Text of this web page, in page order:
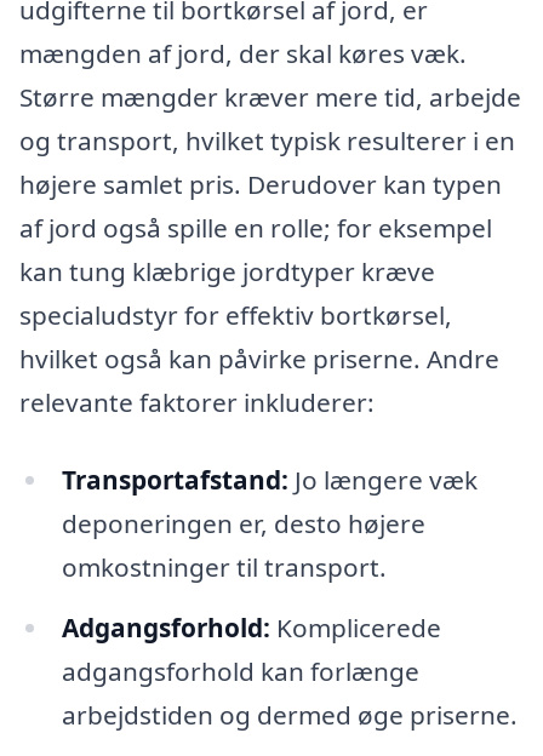
udgifterne til bortkørsel af jord, er
mængden af jord, der skal køres væk.
Større mængder kræver mere tid, arbejde
og transport, hvilket typisk resulterer i en
højere samlet pris. Derudover kan typen
af jord også spille en rolle; for eksempel
kan tung klæbrige jordtyper kræve
specialudstyr for effektiv bortkørsel,
hvilket også kan påvirke priserne. Andre
relevante faktorer inkluderer:
Transportafstand: Jo længere væk
deponeringen er, desto højere
omkostninger til transport.
Adgangsforhold: Komplicerede
adgangsforhold kan forlænge
arbejdstiden og dermed øge priserne.